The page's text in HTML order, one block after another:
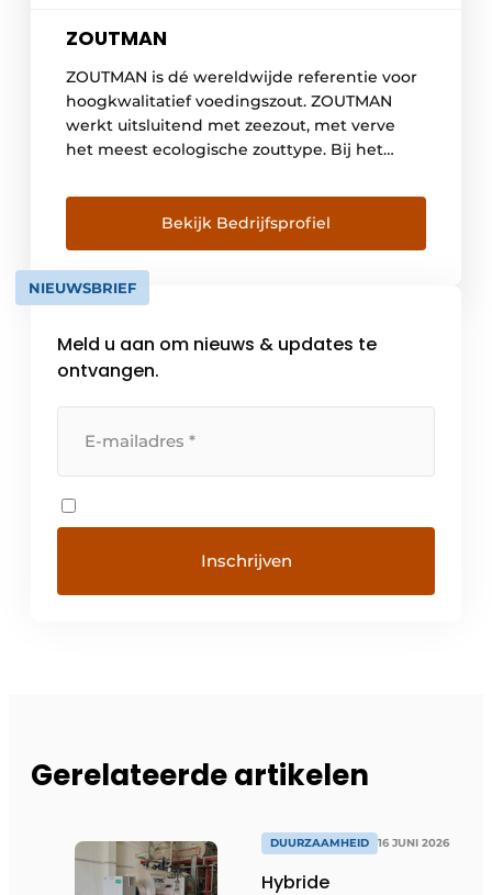
ZOUTMAN
ZOUTMAN is dé wereldwijde referentie voor
hoogkwalitatief voedingszout. ZOUTMAN
werkt uitsluitend met zeezout, met verve
het meest ecologische zouttype. Bij het
uitstoot tot 31 keer lager dan bij zout dat
gewonnen wordt uit mijnen, zoals
bijvoorbeeld steenzout en vacuümzout. Het
bedrijf ambieert een duurzame transitie in
te […]
Bekijk Bedrijfsprofiel
NIEUWSBRIEF
Meld u aan om nieuws & updates te
ontvangen.
Gerelateerde artikelen
DUURZAAMHEID 16 JUNI 2026
Hybride